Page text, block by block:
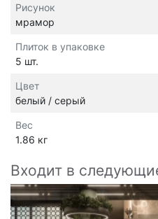
Рисунок
мрамор
Плиток в упаковке
5 шт.
Цвет
белый / серый
Вес
1.86 кг
Входит в